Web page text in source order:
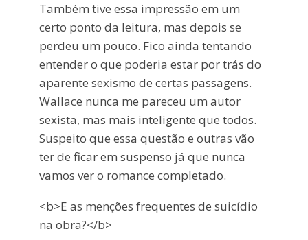
Também tive essa impressão em um
certo ponto da leitura, mas depois se
perdeu um pouco. Fico ainda tentando
entender o que poderia estar por trás do
aparente sexismo de certas passagens.
Wallace nunca me pareceu um autor
sexista, mas mais inteligente que todos.
Suspeito que essa questão e outras vão
ter de ficar em suspenso já que nunca
vamos ver o romance completado.
<b>E as menções frequentes de suicídio
na obra?</b>